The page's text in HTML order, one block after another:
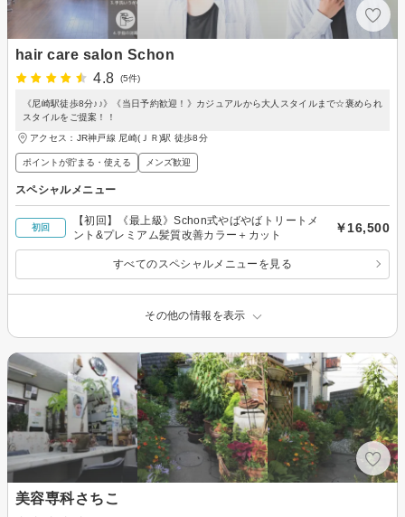
hair care salon Schon
4.8
(5件)
《尼崎駅徒歩8分♪♪》《当日予約歓迎！》カジュアルから大人スタイルまで☆褒められ
スタイルをご提案！！
アクセス：JR神戸線 尼崎(ＪＲ)駅 徒歩8分
ポイントが貯まる・使える メンズ歓迎
スペシャルメニュー
初回
【初回】《最上級》Schon式やばやばトリートメ
ント&プレミアム髪質改善カラー＋カット
￥16,500
すべてのスペシャルメニューを見る
その他の情報を表示
美容専科さちこ